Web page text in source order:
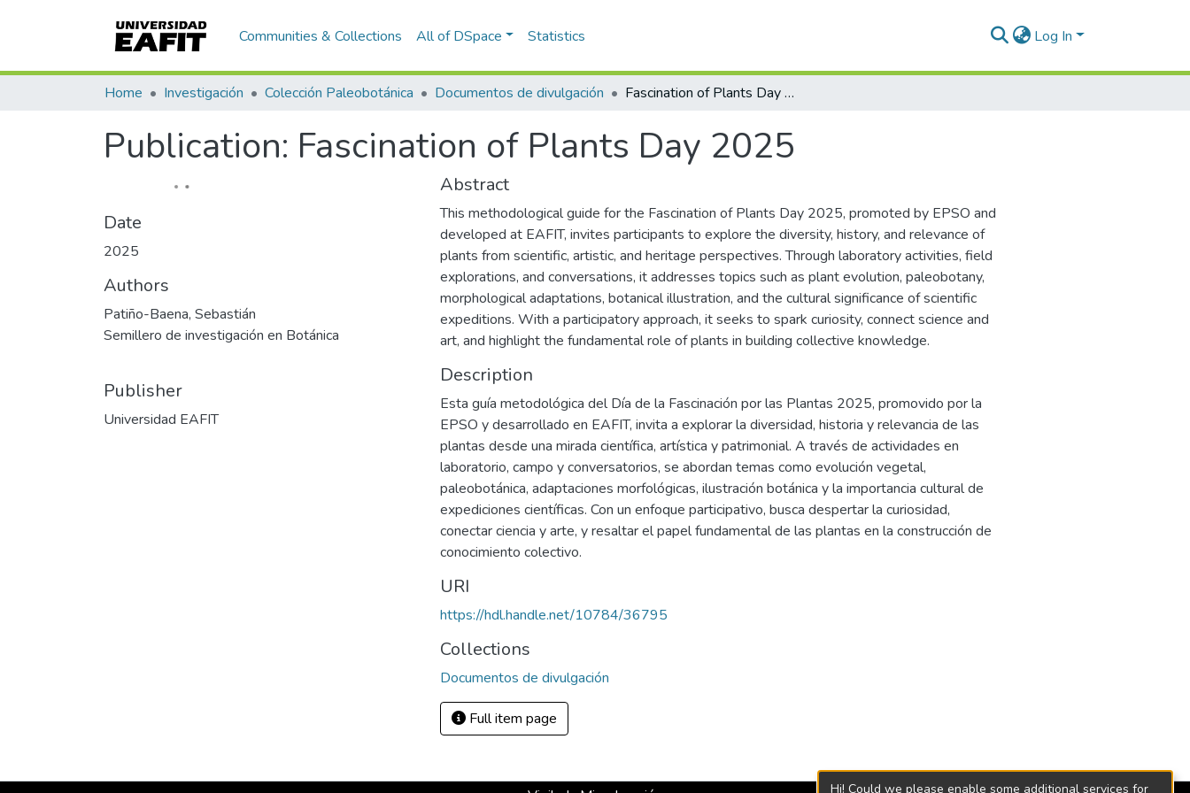
Communities & Collections All of DSpace Statistics Log In
Home Investigación Colección Paleobotánica Documentos de divulgación Fascination of Plants Day 2025
Publication: Fascination of Plants Day 2025
Date
2025
Authors
Patiño-Baena, Sebastián
Semillero de investigación en Botánica
Publisher
Universidad EAFIT
Abstract
This methodological guide for the Fascination of Plants Day 2025, promoted by EPSO and
developed at EAFIT, invites participants to explore the diversity, history, and relevance of
plants from scientific, artistic, and heritage perspectives. Through laboratory activities, field
explorations, and conversations, it addresses topics such as plant evolution, paleobotany,
morphological adaptations, botanical illustration, and the cultural significance of scientific
expeditions. With a participatory approach, it seeks to spark curiosity, connect science and
art, and highlight the fundamental role of plants in building collective knowledge.
Description
Esta guía metodológica del Día de la Fascinación por las Plantas 2025, promovido por la
EPSO y desarrollado en EAFIT, invita a explorar la diversidad, historia y relevancia de las
plantas desde una mirada científica, artística y patrimonial. A través de actividades en
laboratorio, campo y conversatorios, se abordan temas como evolución vegetal,
paleobotánica, adaptaciones morfológicas, ilustración botánica y la importancia cultural de
expediciones científicas. Con un enfoque participativo, busca despertar la curiosidad,
conectar ciencia y arte, y resaltar el papel fundamental de las plantas en la construcción de
conocimiento colectivo.
URI
https://hdl.handle.net/10784/36795
Collections
Documentos de divulgación
Full item page
Hi! Could we please enable some additional services for